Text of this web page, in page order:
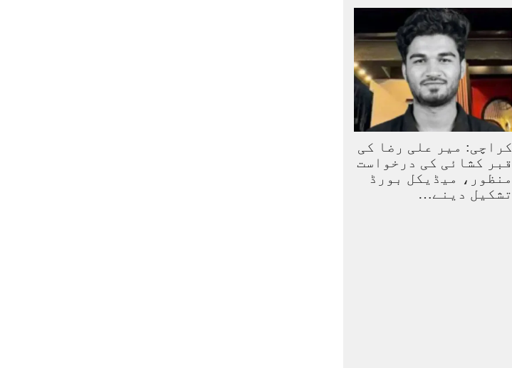
کراچی: میر علی رضا کی
قبر کشائی کی درخواست
منظور، میڈیکل بورڈ
تشکیل دینے…